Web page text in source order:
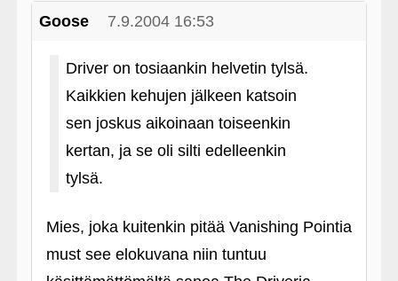
Goose 7.9.2004 16:53
Driver on tosiaankin helvetin tylsä.
Kaikkien kehujen jälkeen katsoin
sen joskus aikoinaan toiseenkin
kertan, ja se oli silti edelleenkin
tylsä.
Mies, joka kuitenkin pitää Vanishing Pointia
must see elokuvana niin tuntuu